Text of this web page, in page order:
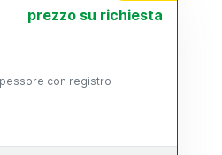
prezzo su richiesta
con registro